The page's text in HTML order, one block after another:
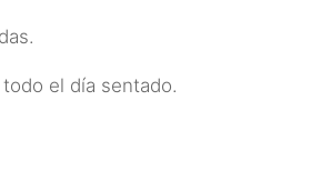
el día sentado.